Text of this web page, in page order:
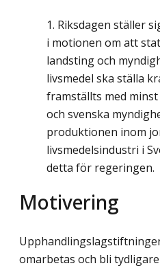
Riksdagen ställer
i motionen om att
landsting och
livsmedel ska ställa
framställts med
och svenska
produktionen inom
livsmedelsindustri i
detta för regeringen.
Motivering
omarbetas och bli